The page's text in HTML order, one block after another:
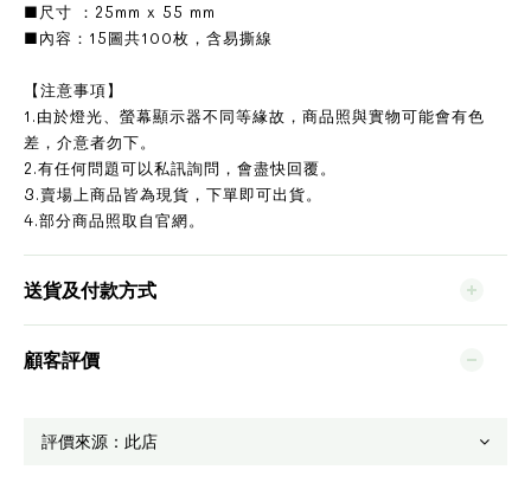
■尺寸 ：25mm x 55 mm
■內容：15圖共100枚，含易撕線
【注意事項】
1.由於燈光、螢幕顯示器不同等緣故，商品照與實物可能會有色
差，介意者勿下。
2.有任何問題可以私訊詢問，會盡快回覆。
3.賣場上商品皆為現貨，下單即可出貨。
4.部分商品照取自官網。
送貨及付款方式
顧客評價